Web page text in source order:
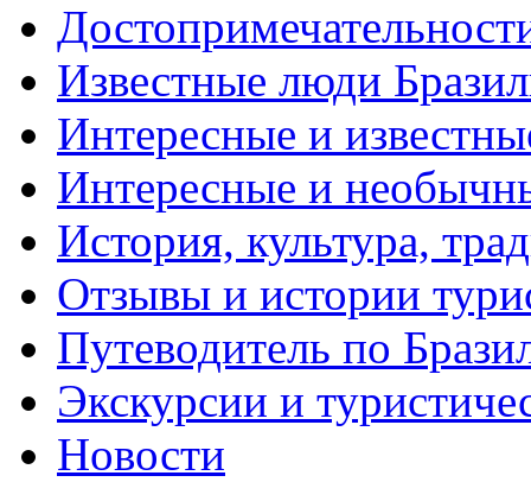
Известные люди
Интересные и
Интересные и
История, культура,
Отзывы и истории
Путеводитель по
Экскурсии и
Новости